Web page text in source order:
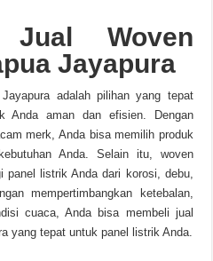
Jual Woven
Jayapura
adalah pilihan yang tepat
Anda aman dan efisien. Dengan
merk, Anda bisa memilih produk
Anda. Selain itu, woven
panel listrik Anda dari korosi, debu,
mempertimbangkan ketebalan,
cuaca, Anda bisa membeli jual
yang tepat untuk panel listrik Anda.